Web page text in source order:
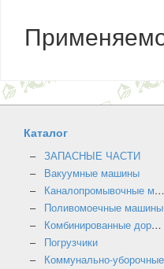
Каталог
ЗАПАСНЫЕ ЧАСТИ
Вакуумные машины
Каналопромывочные машины
Поливомоечные машины
Комбинированные дорожные машины
Погрузчики
Коммунально-уборочные